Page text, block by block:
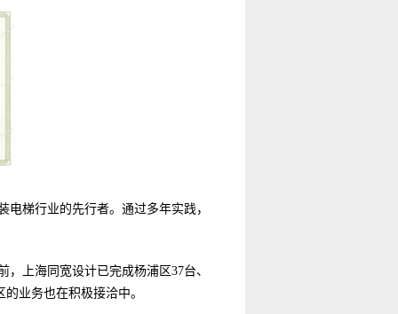
梯行业的先行者。 通过多年实践，
上海同宽设计已完成杨浦区37台、
业务也在积极接洽中。